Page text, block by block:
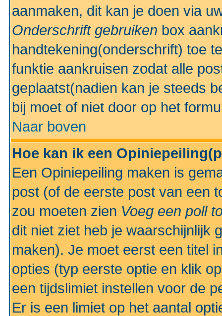
aanmaken, dit kan je doen via
Onderschrift gebruiken box
handtekening(onderschrift) toe
funktie aankruisen zodat alle
geplaatst(nadien kan je steeds
bij moet of niet door op het
Naar boven
Hoe kan ik een
Een Opiniepeiling maken is
post (of de eerste post van een
zou moeten zien Voeg een poll
dit niet ziet heb je waarschijnlijk
maken). Je moet eerst een titel
opties (typ eerste optie en klik
een tijdslimiet instellen voor de
Er is een limiet op het aantal